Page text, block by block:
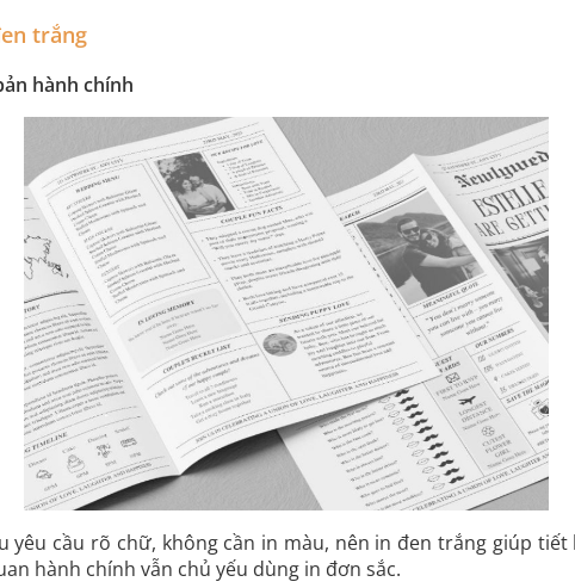
trắng
hành chính
yêu cầu rõ chữ, không cần in màu, nên in đen trắng giúp
hành chính vẫn chủ yếu dùng in đơn sắc.